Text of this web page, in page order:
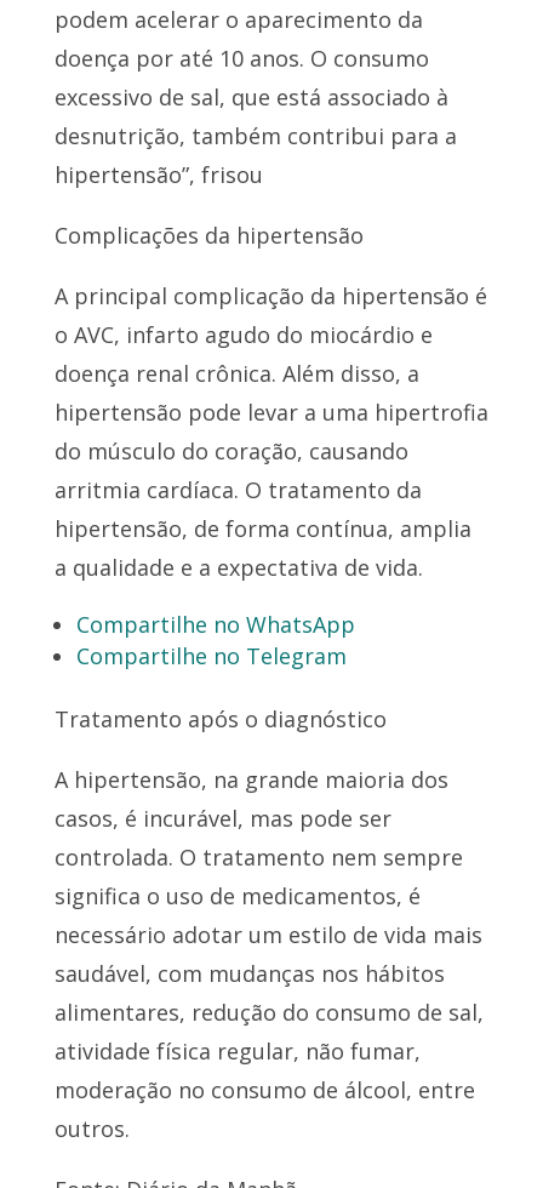
podem acelerar o aparecimento da
doença por até 10 anos. O consumo
excessivo de sal, que está associado à
desnutrição, também contribui para a
hipertensão”, frisou
Complicações da hipertensão
A principal complicação da hipertensão é
o AVC, infarto agudo do miocárdio e
doença renal crônica. Além disso, a
hipertensão pode levar a uma hipertrofia
do músculo do coração, causando
arritmia cardíaca. O tratamento da
hipertensão, de forma contínua, amplia
a qualidade e a expectativa de vida.
Compartilhe no WhatsApp
Compartilhe no Telegram
Tratamento após o diagnóstico
A hipertensão, na grande maioria dos
casos, é incurável, mas pode ser
controlada. O tratamento nem sempre
significa o uso de medicamentos, é
necessário adotar um estilo de vida mais
saudável, com mudanças nos hábitos
alimentares, redução do consumo de sal,
atividade física regular, não fumar,
moderação no consumo de álcool, entre
outros.